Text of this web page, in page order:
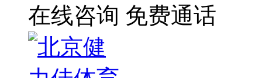
在线咨询 免费通话